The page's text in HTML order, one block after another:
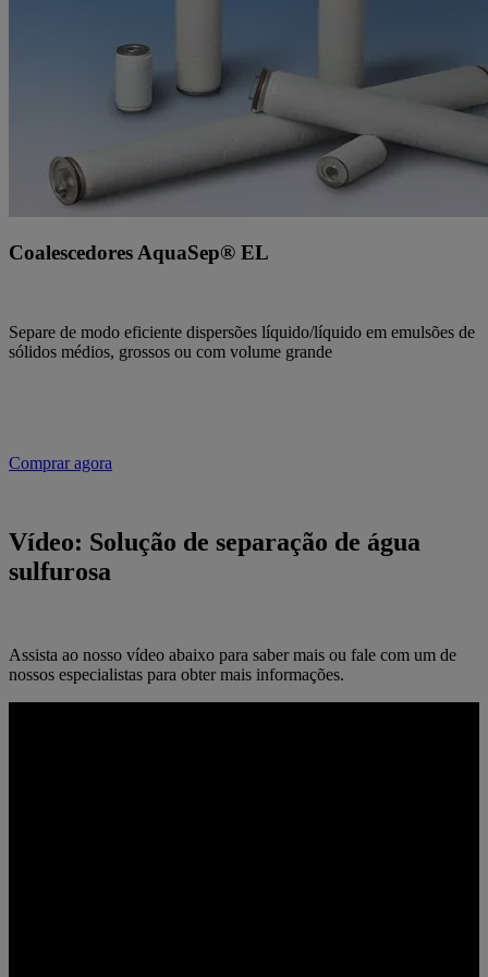
Coalescedores AquaSep® EL
Separe de modo eficiente dispersões líquido/líquido em emulsões de
sólidos médios, grossos ou com volume grande
Comprar agora
Vídeo: Solução de separação de água
sulfurosa
Assista ao nosso vídeo abaixo para saber mais ou fale com um de
nossos especialistas para obter mais informações.